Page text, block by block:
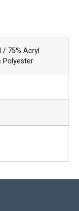
/ 75% Acryl
Polyester